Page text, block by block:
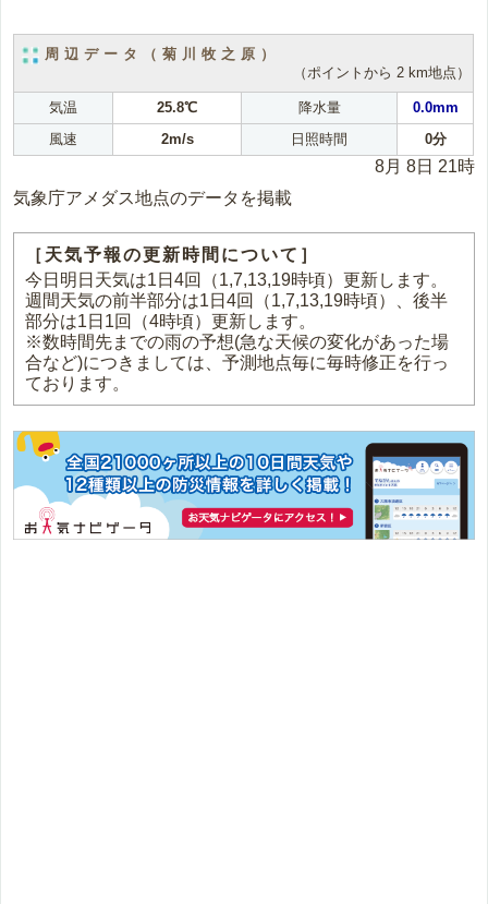
周辺データ（菊川牧之原）
（ポイントから 2 km地点）
気温 25.8℃ 降水量
0.0mm
風速
2m/s 日照時間 0分
8月 8日 21時
気象庁アメダス地点のデータを掲載
［天気予報の更新時間について］
今日明日天気は1日4回（1,7,13,19時頃）更新します。
週間天気の前半部分は1日4回（1,7,13,19時頃）、後半
部分は1日1回（4時頃）更新します。
※数時間先までの雨の予想(急な天候の変化があった場
合など)につきましては、予測地点毎に毎時修正を行っ
ております。